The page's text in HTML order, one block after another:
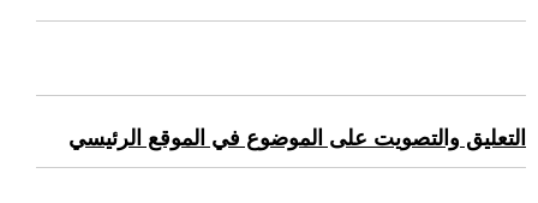
التعليق والتصويت على الموضوع في الموقع الرئيسي